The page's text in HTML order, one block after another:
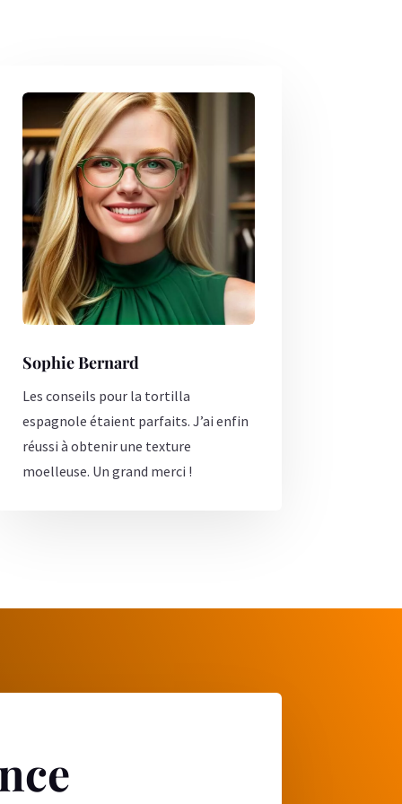
Sophie Bernard
Les conseils pour la tortilla
espagnole étaient parfaits. J’ai enfin
réussi à obtenir une texture
moelleuse. Un grand merci !